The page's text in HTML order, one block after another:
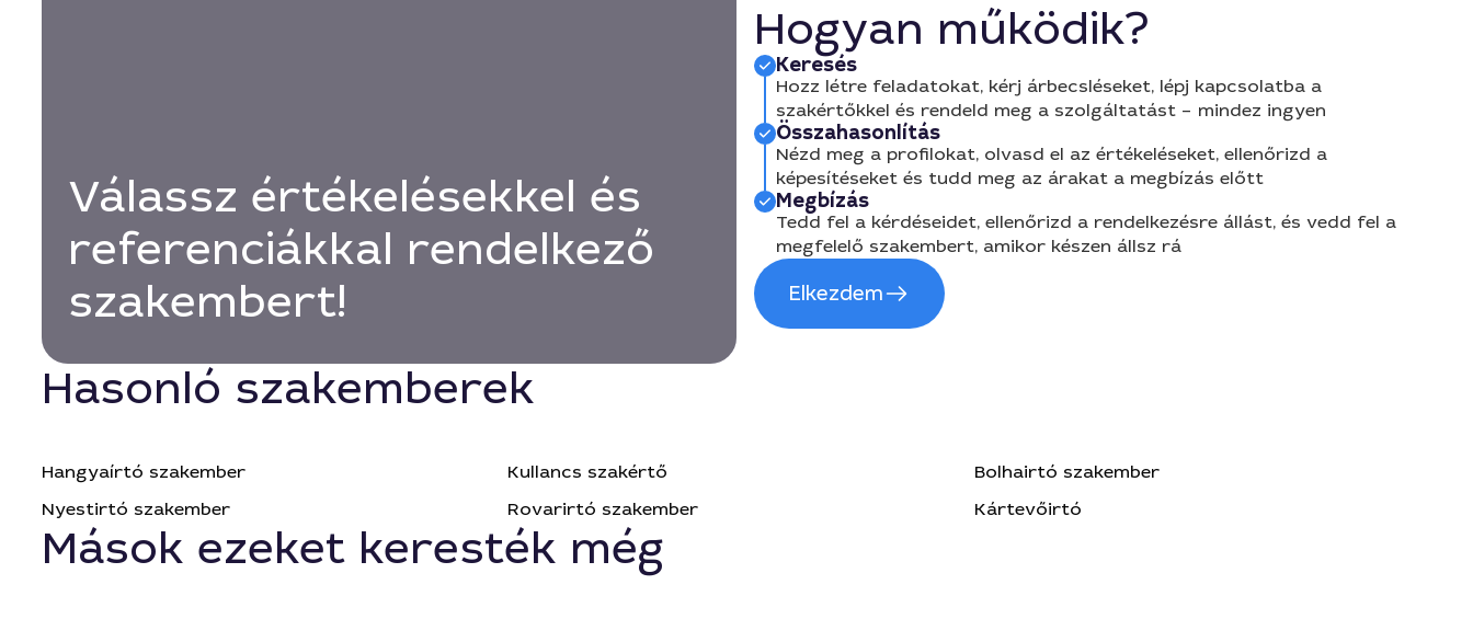
Válassz értékelésekkel és
referenciákkal rendelkező
szakembert!
Hogyan működik?
Keresés
Hozz létre feladatokat, kérj árbecsléseket, lépj kapcsolatba a
szakértőkkel és rendeld meg a szolgáltatást – mindez ingyen
Összahasonlítás
Nézd meg a profilokat, olvasd el az értékeléseket, ellenőrizd a
képesítéseket és tudd meg az árakat a megbízás előtt
Megbízás
Tedd fel a kérdéseidet, ellenőrizd a rendelkezésre állást, és vedd fel a
megfelelő szakembert, amikor készen állsz rá
Elkezdem
Hasonló szakemberek
Hangyaírtó szakember Kullancs szakértő
Bolhairtó szakember
Nyestirtó szakember
Rovarirtó szakember Kártevőirtó
Mások ezeket keresték még